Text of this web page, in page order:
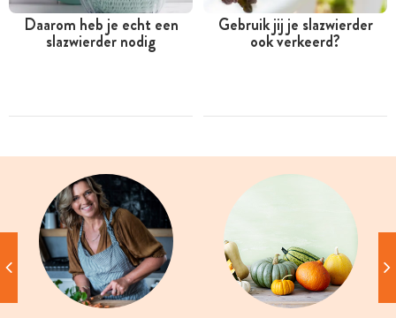
Daarom heb je echt een
slazwierder nodig
Gebruik jij je slazwierder
ook verkeerd?